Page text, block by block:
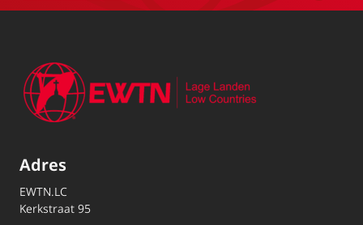
Adres
EWTN.LC
Kerkstraat 95